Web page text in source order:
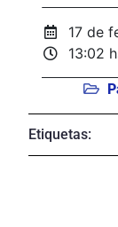
17 de
13:02
Etiquetas: